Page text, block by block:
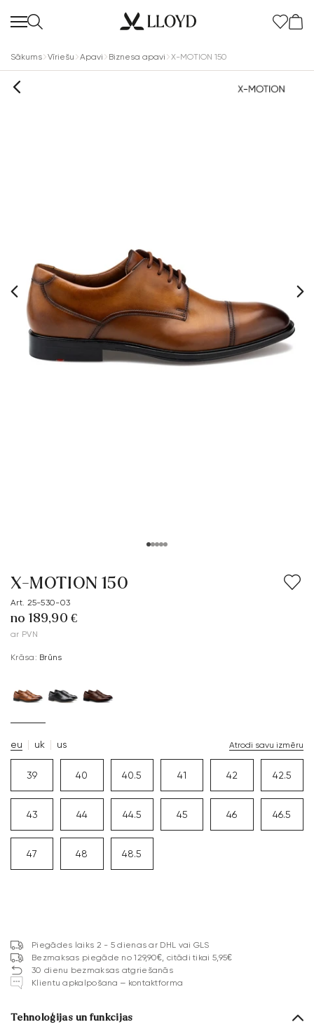
Sākums Vīriešu Apavi Biznesa apavi X-MOTION 150
X-MOTION 150
Art. 25-530-03
no 189,90 €
ar PVN
Krāsa: Brūns
eu uk us Atrodi savu izmēru
39 40 40.5 41 42 42.5
43 44 44.5 45 46 46.5
47 48 48.5
Piegādes laiks 2 - 5 dienas ar DHL vai GLS
Bezmaksas piegāde no 129,90€, citādi tikai 5,95€
30 dienu bezmaksas atgriešanās
Klientu apkalpošana – kontaktforma
Tehnoloģijas un funkcijas